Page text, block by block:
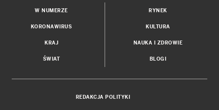
W NUMERZE
KORONAWIRUS
KRAJ
ŚWIAT
RYNEK
KULTURA
NAUKA I ZDROWIE
BLOGI
REDAKCJA POLITYKI